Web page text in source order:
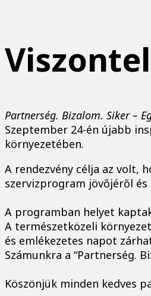
Partnerség. Bizalom. Siker –
Szeptember 24-én újabb
környezetében.
A rendezvény célja az volt,
szervizprogram jövőjéről
A programban helyet
A természetközeli
és emlékezetes napot
Számunkra a “Partnerség.
Köszönjük minden kedves